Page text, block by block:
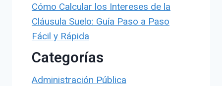
Cómo Calcular los Intereses de la
Cláusula Suelo: Guía Paso a Paso
Fácil y Rápida
Categorías
Administración Pública